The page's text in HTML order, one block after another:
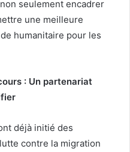
seulement encadrer
une meilleure
humanitaire pour les
: Un partenariat
déjà initié des
contre la migration